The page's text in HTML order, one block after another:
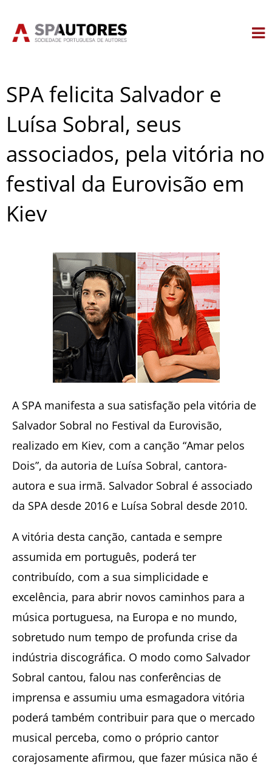
SPA felicita Salvador e
Luísa Sobral, seus
associados, pela vitória no
festival da Eurovisão em
Kiev
A SPA manifesta a sua satisfação pela vitória de
Salvador Sobral no Festival da Eurovisão,
realizado em Kiev, com a canção “Amar pelos
Dois”, da autoria de Luísa Sobral, cantora-
autora e sua irmã. Salvador Sobral é associado
da SPA desde 2016 e Luísa Sobral desde 2010.
A vitória desta canção, cantada e sempre
assumida em português, poderá ter
contribuído, com a sua simplicidade e
excelência, para abrir novos caminhos para a
música portuguesa, na Europa e no mundo,
sobretudo num tempo de profunda crise da
indústria discográfica. O modo como Salvador
Sobral cantou, falou nas conferências de
imprensa e assumiu uma esmagadora vitória
poderá também contribuir para que o mercado
musical perceba, como o próprio cantor
corajosamente afirmou, que fazer música não é